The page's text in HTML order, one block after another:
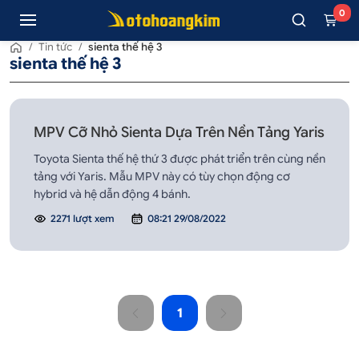
0
/ Tin tức / sienta thế hệ 3
sienta thế hệ 3
MPV Cỡ Nhỏ Sienta Dựa Trên Nền Tảng Yaris
Toyota Sienta thế hệ thứ 3 được phát triển trên cùng nền
tảng với Yaris. Mẫu MPV này có tùy chọn động cơ
hybrid và hệ dẫn động 4 bánh.
2271 lượt xem 08:21 29/08/2022
1